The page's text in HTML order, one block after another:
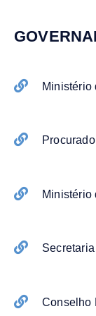
Ministério
Ministério
Conselho